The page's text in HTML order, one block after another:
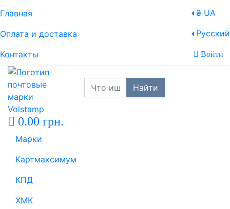
Главная
Оплата и доставка
Контакты
₴ UA
Русский
Войти
Найти
0.00 грн.
Марки
Картмаксимум
КПД
ХМК